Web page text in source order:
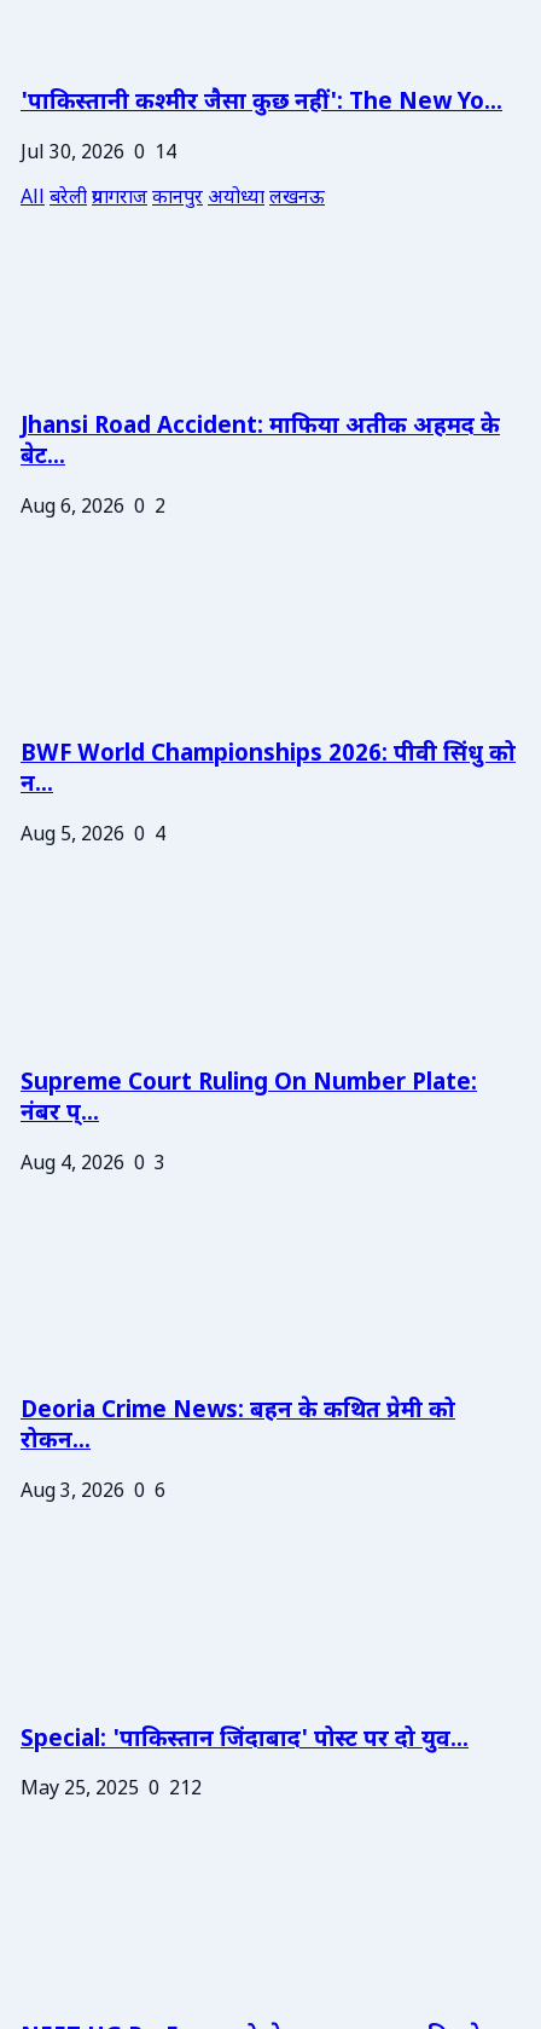
'पाकिस्तानी कश्मीर जैसा कुछ नहीं': The New Yo...
Jul 30, 2026 0 14
Allबरेलीप्रयागराजकानपुरअयोध्यालखनऊ
Jhansi Road Accident: माफिया अतीक अहमद के
बेट...
Aug 6, 2026 0 2
BWF World Championships 2026: पीवी सिंधु को
न...
Aug 5, 2026 0 4
Supreme Court Ruling On Number Plate:
नंबर प्...
Aug 4, 2026 0 3
Deoria Crime News: बहन के कथित प्रेमी को
रोकन...
Aug 3, 2026 0 6
Special: 'पाकिस्तान जिंदाबाद' पोस्ट पर दो युव...
May 25, 2025 0 212